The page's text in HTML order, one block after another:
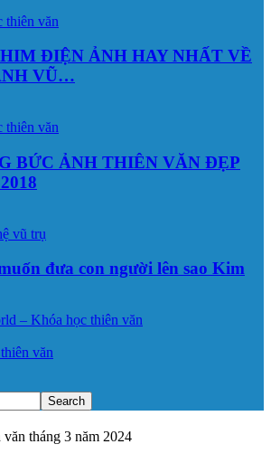
thiên văn
ĐIỆN ẢNH HAY NHẤT VỀ
VŨ…
thiên văn
BỨC ẢNH THIÊN VĂN ĐẸP
vũ trụ
đưa con người lên sao Kim
– Khóa học thiên văn
văn
tháng 3 năm 2024